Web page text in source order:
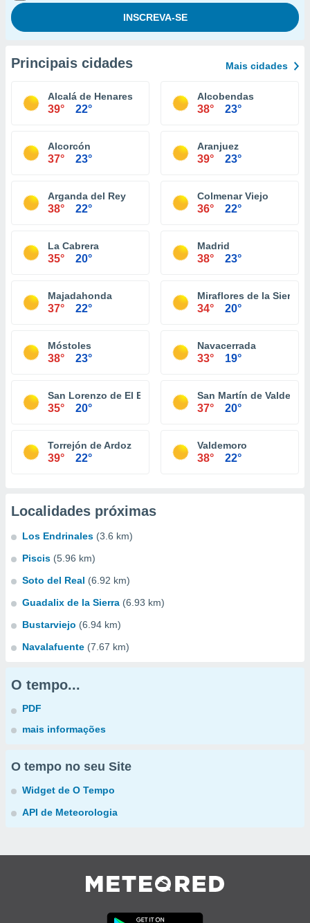
Principais cidades Mais cidades
Alcalá de Henares
39° 22°
Alcobendas
38° 23°
Alcorcón
37° 23°
Aranjuez
39° 23°
Arganda del Rey
38° 22°
Colmenar Viejo
36° 22°
La Cabrera
35° 20°
Madrid
38° 23°
Majadahonda
37° 22°
Miraflores de la Sierra
34° 20°
Móstoles
38° 23°
Navacerrada
33° 19°
San Lorenzo de El Escorial
35° 20°
San Martín de
37° 20°
Torrejón de Ardoz
39° 22°
Valdemoro
38° 22°
Localidades próximas
Los Endrinales (3.6 km)
Piscis (5.96 km)
Soto del Real (6.92 km)
Guadalix de la Sierra (6.93 km)
Bustarviejo (6.94 km)
Navalafuente (7.67 km)
O tempo...
PDF
mais informações
O tempo no seu Site
Widget de O Tempo
API de Meteorologia